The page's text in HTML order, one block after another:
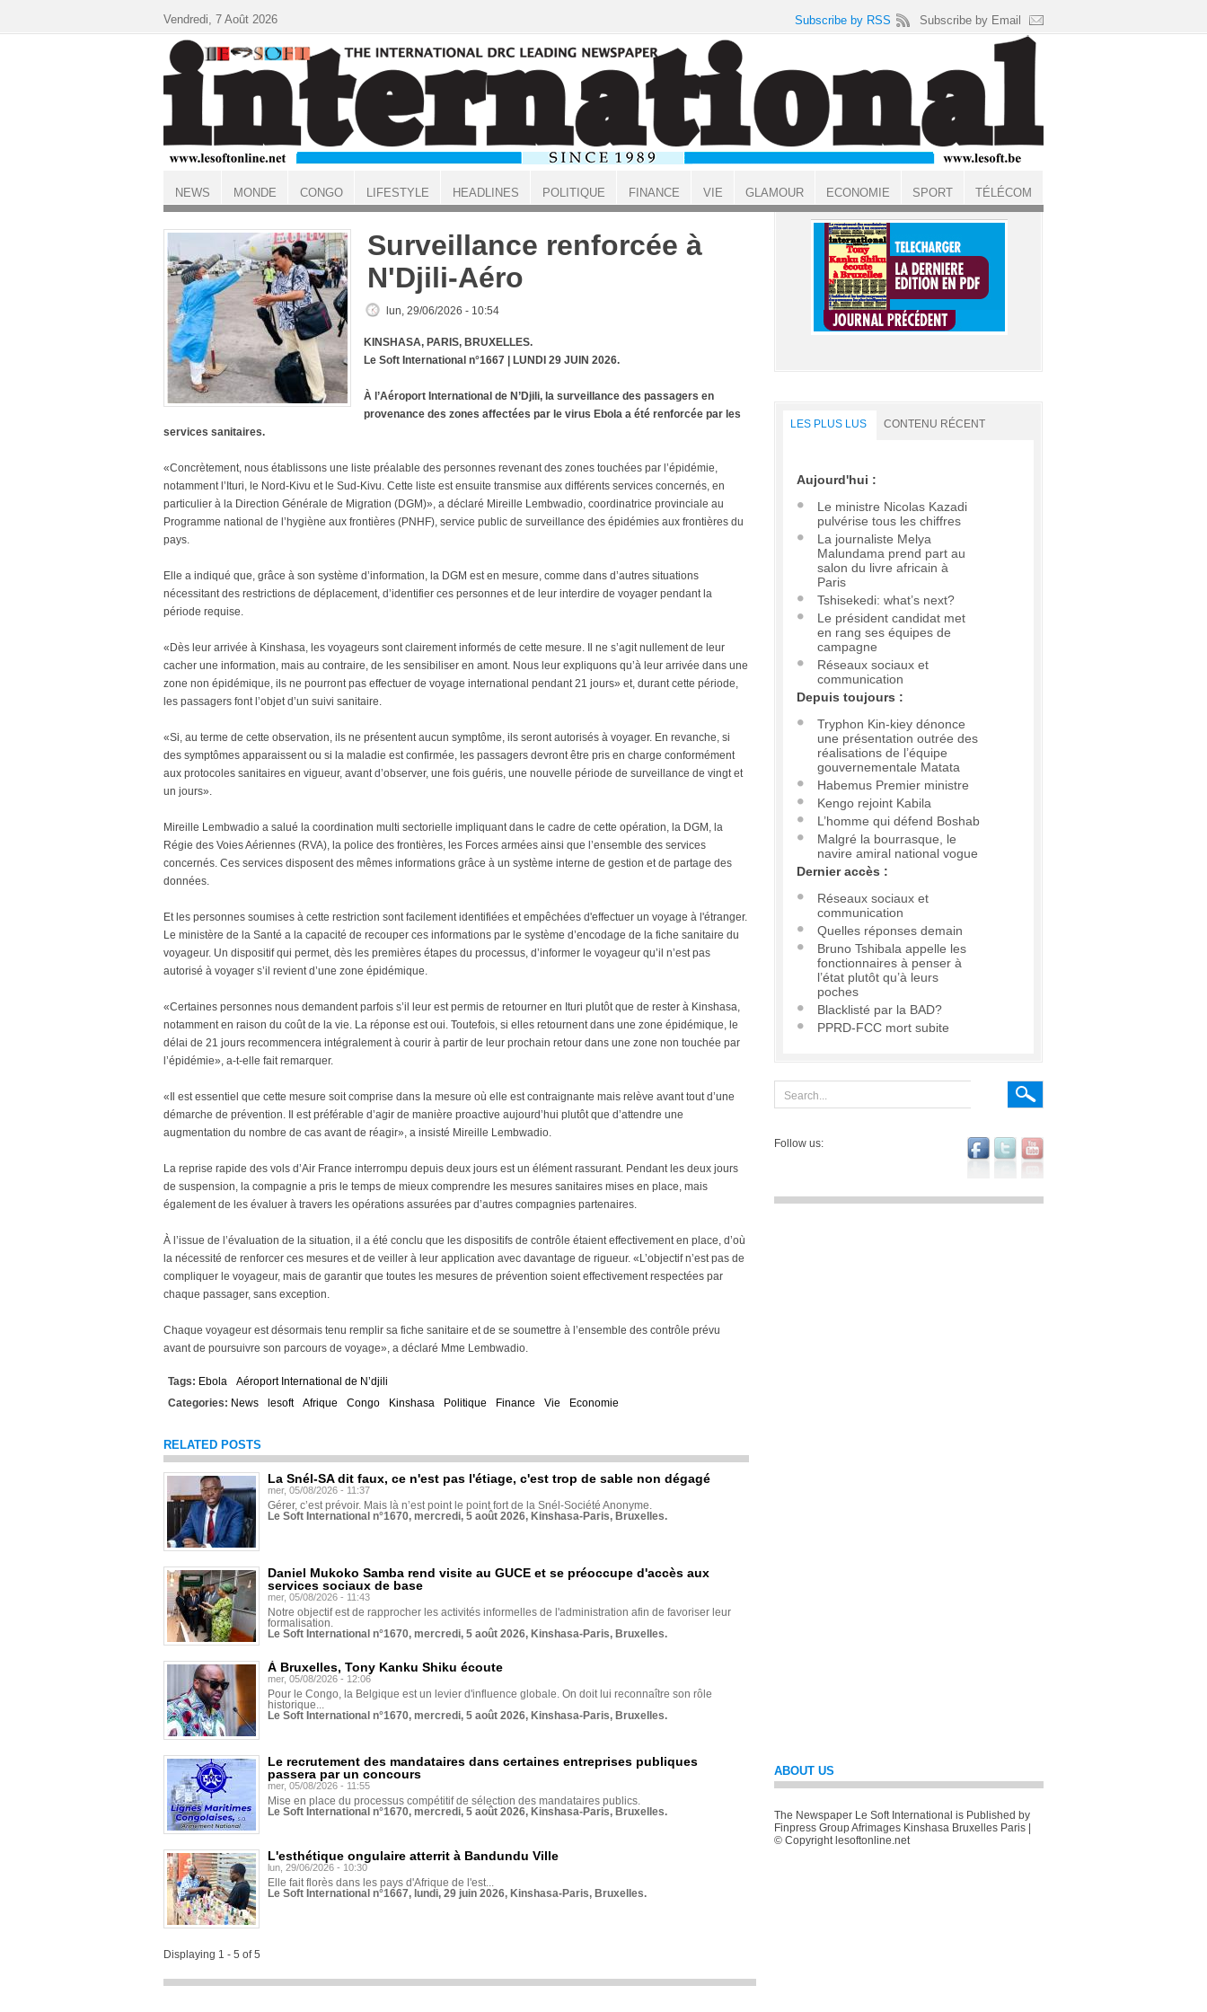
ACCUEIL
Surveillance renforcée à
N'Djili-Aéro
lun, 29/06/2026 - 10:54
KINSHASA, PARIS, BRUXELLES.
Le Soft International n°1667 | LUNDI 29 JUIN 2026.
À l’Aéroport International de N’Djili, la surveillance des passagers en
provenance des zones affectées par le virus Ebola a été renforcée par les
services sanitaires.
«Concrètement, nous établissons une liste préalable des personnes revenant des zones touchées par l’épidémie,
notamment l’Ituri, le Nord-Kivu et le Sud-Kivu. Cette liste est ensuite transmise aux différents services concernés, en
particulier à la Direction Générale de Migration (DGM)», a déclaré Mireille Lembwadio, coordinatrice provinciale au
Programme national de l’hygiène aux frontières (PNHF), service public de surveillance des épidémies aux frontières du
pays.
Elle a indiqué que, grâce à son système d’information, la DGM est en mesure, comme dans d’autres situations
nécessitant des restrictions de déplacement, d’identifier ces personnes et de leur interdire de voyager pendant la
période requise.
«Dès leur arrivée à Kinshasa, les voyageurs sont clairement informés de cette mesure. Il ne s’agit nullement de leur
cacher une information, mais au contraire, de les sensibiliser en amont. Nous leur expliquons qu’à leur arrivée dans une
zone non épidémique, ils ne pourront pas effectuer de voyage international pendant 21 jours» et, durant cette période,
les passagers font l’objet d’un suivi sanitaire.
«Si, au terme de cette observation, ils ne présentent aucun symptôme, ils seront autorisés à voyager. En revanche, si
des symptômes apparaissent ou si la maladie est confirmée, les passagers devront être pris en charge conformément
aux protocoles sanitaires en vigueur, avant d’observer, une fois guéris, une nouvelle période de surveillance de vingt et
un jours».
Mireille Lembwadio a salué la coordination multi sectorielle impliquant dans le cadre de cette opération, la DGM, la
Régie des Voies Aériennes (RVA), la police des frontières, les Forces armées ainsi que l’ensemble des services
concernés. Ces services disposent des mêmes informations grâce à un système interne de gestion et de partage des
données.
Et les personnes soumises à cette restriction sont facilement identifiées et empêchées d'effectuer un voyage à l'étranger.
Le ministère de la Santé a la capacité de recouper ces informations par le système d’encodage de la fiche sanitaire du
voyageur. Un dispositif qui permet, dès les premières étapes du processus, d’informer le voyageur qu’il n’est pas
autorisé à voyager s’il revient d’une zone épidémique.
«Certaines personnes nous demandent parfois s’il leur est permis de retourner en Ituri plutôt que de rester à Kinshasa,
notamment en raison du coût de la vie. La réponse est oui. Toutefois, si elles retournent dans une zone épidémique, le
délai de 21 jours recommencera intégralement à courir à partir de leur prochain retour dans une zone non touchée par
l’épidémie», a-t-elle fait remarquer.
«Il est essentiel que cette mesure soit comprise dans la mesure où elle est contraignante mais relève avant tout d’une
démarche de prévention. Il est préférable d’agir de manière proactive aujourd’hui plutôt que d’attendre une
augmentation du nombre de cas avant de réagir», a insisté Mireille Lembwadio.
La reprise rapide des vols d’Air France interrompu depuis deux jours est un élément rassurant. Pendant les deux jours
de suspension, la compagnie a pris le temps de mieux comprendre les mesures sanitaires mises en place, mais
également de les évaluer à travers les opérations assurées par d’autres compagnies partenaires.
À l’issue de l’évaluation de la situation, il a été conclu que les dispositifs de contrôle étaient effectivement en place, d’où
la nécessité de renforcer ces mesures et de veiller à leur application avec davantage de rigueur. «L’objectif n’est pas de
compliquer le voyageur, mais de garantir que toutes les mesures de prévention soient effectivement respectées par
chaque passager, sans exception.
Chaque voyageur est désormais tenu remplir sa fiche sanitaire et de se soumettre à l’ensemble des contrôle prévu
avant de poursuivre son parcours de voyage», a déclaré Mme Lembwadio.
Tags: Ebola
Aéroport International de N’djili
Categories: News lesoft Afrique Congo Kinshasa Politique Finance Vie Economie
RELATED POSTS
La Snél-SA dit faux, ce n'est pas l'étiage, c'est trop de sable non dégagé
mer, 05/08/2026 - 11:37
Gérer, c’est prévoir. Mais là n’est point le point fort de la Snél-Société Anonyme.
Le Soft International n°1670, mercredi, 5 août 2026, Kinshasa-Paris, Bruxelles.
Daniel Mukoko Samba rend visite au GUCE et se préoccupe d'accès aux
services sociaux de base
mer, 05/08/2026 - 11:43
Notre objectif est de rapprocher les activités informelles de l'administration afin de favoriser leur
formalisation.
Le Soft International n°1670, mercredi, 5 août 2026, Kinshasa-Paris, Bruxelles.
À Bruxelles, Tony Kanku Shiku écoute
mer, 05/08/2026 - 12:06
Pour le Congo, la Belgique est un levier d'influence globale. On doit lui reconnaître son rôle
historique...
Le Soft International n°1670, mercredi, 5 août 2026, Kinshasa-Paris, Bruxelles.
Le recrutement des mandataires dans certaines entreprises publiques
passera par un concours
mer, 05/08/2026 - 11:55
Mise en place du processus compétitif de sélection des mandataires publics.
Le Soft International n°1670, mercredi, 5 août 2026, Kinshasa-Paris, Bruxelles.
L'esthétique ongulaire atterrit à Bandundu Ville
lun, 29/06/2026 - 10:30
Elle fait florès dans les pays d'Afrique de l'est...
Le Soft International n°1667, lundi, 29 juin 2026, Kinshasa-Paris, Bruxelles.
Displaying 1 - 5 of 5
LES PLUS LUS CONTENU RÉCENT
Aujourd'hui :
Le ministre Nicolas Kazadi
pulvérise tous les chiffres
La journaliste Melya
Malundama prend part au
salon du livre africain à
Paris
Tshisekedi: what’s next?
Le président candidat met
en rang ses équipes de
campagne
Réseaux sociaux et
communication
Depuis toujours :
Tryphon Kin-kiey dénonce
une présentation outrée des
réalisations de l’équipe
gouvernementale Matata
Habemus Premier ministre
Kengo rejoint Kabila
L’homme qui défend Boshab
Malgré la bourrasque, le
navire amiral national vogue
Dernier accès :
Réseaux sociaux et
communication
Quelles réponses demain
Bruno Tshibala appelle les
fonctionnaires à penser à
l’état plutôt qu’à leurs
poches
Blacklisté par la BAD?
PPRD-FCC mort subite
Follow us:
ABOUT US
The Newspaper Le Soft International is Published by
Finpress Group Afrimages Kinshasa Bruxelles Paris |
© Copyright lesoftonline.net
Vendredi, 7 Août 2026 Subscribe by RSS Subscribe by Email
NEWS MONDE CONGO LIFESTYLE HEADLINES POLITIQUE FINANCE VIE GLAMOUR ECONOMIE SPORT TÉLÉCOM